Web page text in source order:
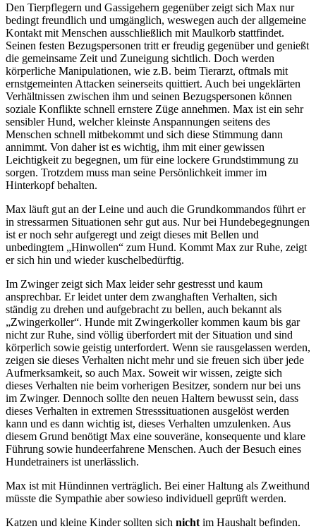
Den Tierpflegern und Gassigehern gegenüber zeigt sich Max nur
bedingt freundlich und umgänglich, weswegen auch der allgemeine
Kontakt mit Menschen ausschließlich mit Maulkorb stattfindet.
Seinen festen Bezugspersonen tritt er freudig gegenüber und genießt
die gemeinsame Zeit und Zuneigung sichtlich. Doch werden
körperliche Manipulationen, wie z.B. beim Tierarzt, oftmals mit
ernstgemeinten Attacken seinerseits quittiert. Auch bei ungeklärten
Verhältnissen zwischen ihm und seinen Bezugspersonen können
soziale Konflikte schnell ernstere Züge annehmen. Max ist ein sehr
sensibler Hund, welcher kleinste Anspannungen seitens des
Menschen schnell mitbekommt und sich diese Stimmung dann
annimmt. Von daher ist es wichtig, ihm mit einer gewissen
Leichtigkeit zu begegnen, um für eine lockere Grundstimmung zu
sorgen. Trotzdem muss man seine Persönlichkeit immer im
Hinterkopf behalten.
Max läuft gut an der Leine und auch die Grundkommandos führt er
in stressarmen Situationen sehr gut aus. Nur bei Hundebegegnungen
ist er noch sehr aufgeregt und zeigt dieses mit Bellen und
unbedingtem „Hinwollen“ zum Hund. Kommt Max zur Ruhe, zeigt
er sich hin und wieder kuschelbedürftig.
Im Zwinger zeigt sich Max leider sehr gestresst und kaum
ansprechbar. Er leidet unter dem zwanghaften Verhalten, sich
ständig zu drehen und aufgebracht zu bellen, auch bekannt als
„Zwingerkoller“. Hunde mit Zwingerkoller kommen kaum bis gar
nicht zur Ruhe, sind völlig überfordert mit der Situation und sind
körperlich sowie geistig unterfordert. Wenn sie rausgelassen werden,
zeigen sie dieses Verhalten nicht mehr und sie freuen sich über jede
Aufmerksamkeit, so auch Max. Soweit wir wissen, zeigte sich
dieses Verhalten nie beim vorherigen Besitzer, sondern nur bei uns
im Zwinger. Dennoch sollte den neuen Haltern bewusst sein, dass
dieses Verhalten in extremen Stresssituationen ausgelöst werden
kann und es dann wichtig ist, dieses Verhalten umzulenken. Aus
diesem Grund benötigt Max eine souveräne, konsequente und klare
Führung sowie hundeerfahrene Menschen. Auch der Besuch eines
Hundetrainers ist unerlässlich.
Max ist mit Hündinnen verträglich. Bei einer Haltung als Zweithund
müsste die Sympathie aber sowieso individuell geprüft werden.
Katzen und kleine Kinder sollten sich nicht im Haushalt befinden.